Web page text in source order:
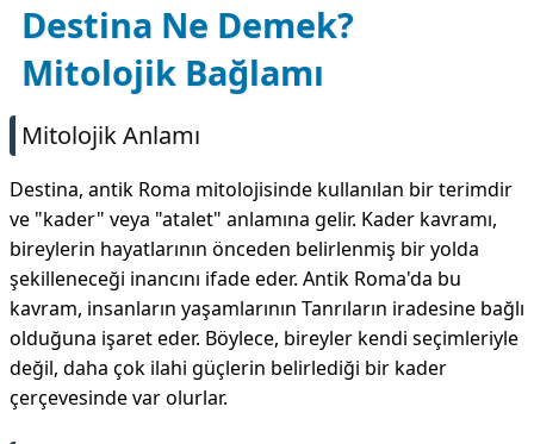
Destina Ne Demek?
Mitolojik Bağlamı
Mitolojik Anlamı
Destina, antik Roma mitolojisinde kullanılan bir terimdir
ve "kader" veya "atalet" anlamına gelir. Kader kavramı,
bireylerin hayatlarının önceden belirlenmiş bir yolda
şekilleneceği inancını ifade eder. Antik Roma'da bu
kavram, insanların yaşamlarının Tanrıların iradesine bağlı
olduğuna işaret eder. Böylece, bireyler kendi seçimleriyle
değil, daha çok ilahi güçlerin belirlediği bir kader
çerçevesinde var olurlar.